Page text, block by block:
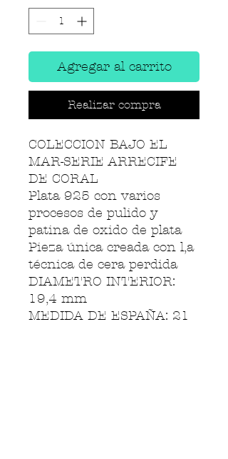
Agregar al carrito
Realizar compra
COLECCION BAJO EL
MAR-SERIE ARRECIFE
DE CORAL
Plata 925 con varios
procesos de pulido y
patina de oxido de plata
Pieza única creada con l,a
técnica de cera perdida
DIAMETRO INTERIOR:
19,4 mm
MEDIDA DE ESPAÑA: 21